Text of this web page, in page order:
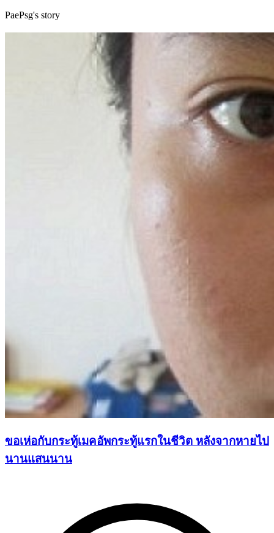
PaePsg's story
ขอเห่อกับกระทู้เมคอัพกระทู้แรกในชีวิต หลังจากหายไป
นานแสนนาน